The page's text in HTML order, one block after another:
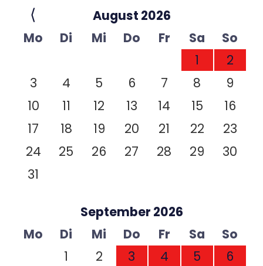
⟨
August 2026
Mo
Di Mi Do Fr Sa
So
1
2
3
4 5 6 7 8
9
10
11 12 13 14 15
16
17
18 19 20 21 22
23
24
25 26 27 28 29
30
31
September 2026
Mo
Di Mi Do Fr Sa
So
1
2 3 4 5
6